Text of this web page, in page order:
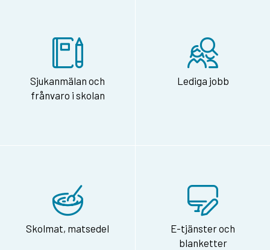
Sjukanmälan och
frånvaro i skolan
Lediga jobb
Skolmat, matsedel
E-tjänster och
blanketter